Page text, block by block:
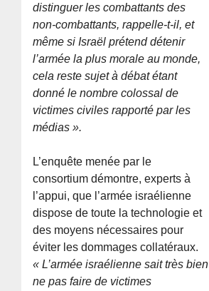
distinguer les combattants des
non-combattants, rappelle-t-il, et
même si Israël prétend détenir
l’armée la plus morale au monde,
cela reste sujet à débat étant
donné le nombre colossal de
victimes civiles rapporté par les
médias ».
L’enquête menée par le
consortium démontre, experts à
l’appui, que l’armée israélienne
dispose de toute la technologie et
des moyens nécessaires pour
éviter les dommages collatéraux.
« L’armée israélienne sait très bien
ne pas faire de victimes